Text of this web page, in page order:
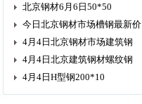
北京钢材6月6日50*50
今日北京钢材市场槽钢最新价
4月4日北京钢材市场建筑钢
4月4日北京建筑钢材螺纹钢
4月4日H型钢200*10